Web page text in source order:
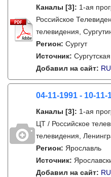
Каналы [3]: 1-ая
Российское
телевидения,
Регион: Сургут
Источник:
Добавил на сайт:
04-11-1991 - 10-11-
Каналы [3]: 1-ая
ЦТ / Российское
телевидения,
Регион: Ярославль
Источник:
Добавил на сайт: